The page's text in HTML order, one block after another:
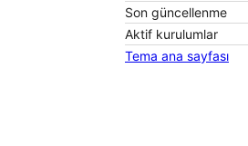
Son güncellenme
Aktif kurulumlar
Tema ana sayfası